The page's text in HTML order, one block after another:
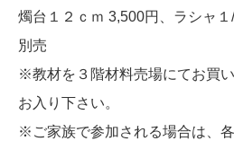
燭台１２ｃｍ 3,500円、ラシャ
別売
※教材を３階材料売場にてお買
お入り下さい。
※ご家族で参加される場合は、